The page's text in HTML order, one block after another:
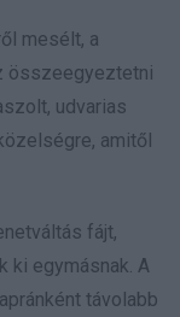
mesélt, a
összeegyeztetni
udvarias
amitől
fájt,
ki egymásnak. A
távolabb